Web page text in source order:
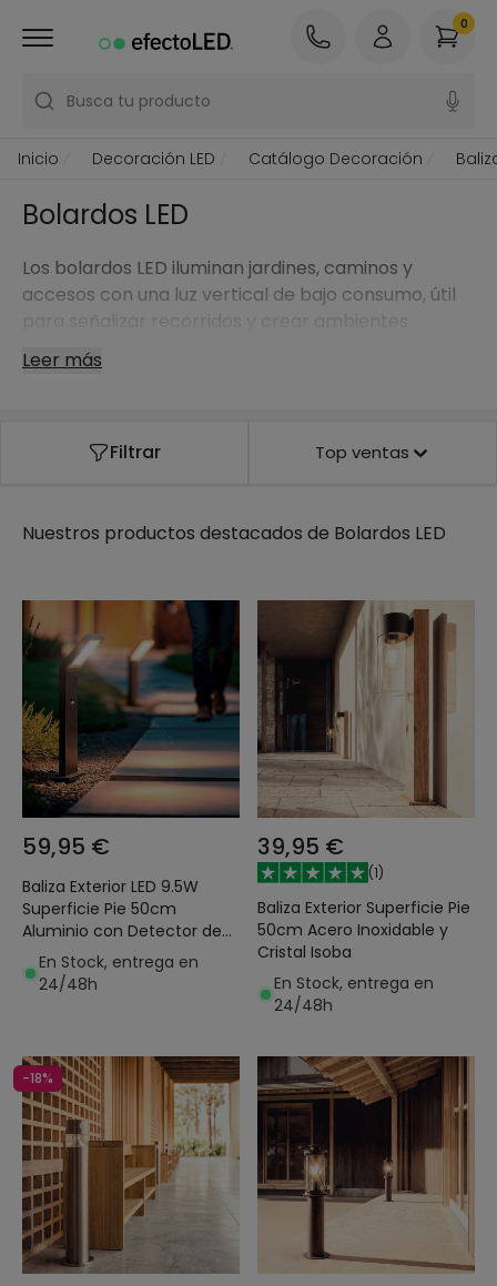
Busca tu producto
0
Inicio Decoración LED Catálogo Decoración
Bolardos LED
Los bolardos LED iluminan jardines, caminos y
accesos con una luz vertical de bajo consumo, útil
para señalizar recorridos y crear ambientes
seguros.
Leer más
Filtrar Top ventas
Nuestros productos destacados de Bolardos LED
59,95 €
Baliza Exterior LED 9.5W
Superficie Pie 50cm
Aluminio con Detector de
Movimiento Legacy
En Stock, entrega en
24/48h
39,95 €
(1)
Baliza Exterior Superficie Pie
50cm Acero Inoxidable y
Cristal Isoba
En Stock, entrega en
24/48h
-18%